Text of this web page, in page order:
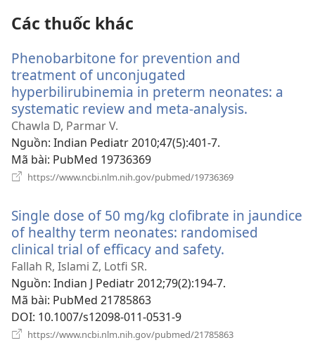
Các thuốc khác
Phenobarbitone for prevention and
treatment of unconjugated
hyperbilirubinemia in preterm neonates: a
systematic review and meta-analysis.
Chawla D, Parmar V.
Nguồn‎: Indian Pediatr 2010;47(5):401-7.
Mã bài‎: PubMed 19736369
https://www.ncbi.nlm.nih.gov/pubmed/19736369
mới)
Single dose of 50 mg/kg clofibrate in jaundice
of healthy term neonates: randomised
clinical trial of efficacy and safety.
sổ
Fallah R, Islami Z, Lotfi SR.
Nguồn‎: Indian J Pediatr 2012;79(2):194-7.
Mã bài‎: PubMed 21785863
DOI‎: 10.1007/s12098-011-0531-9
https://www.ncbi.nlm.nih.gov/pubmed/21785863